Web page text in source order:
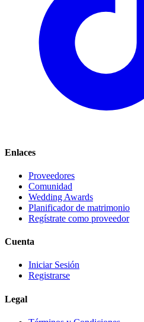
Enlaces
Proveedores
Comunidad
Wedding Awards
Planificador de matrimonio
Regístrate como proveedor
Cuenta
Iniciar Sesión
Registrarse
Legal